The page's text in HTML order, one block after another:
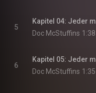
5
Kapitel 04: Jeder
Doc McStuffins 1:38
6
Kapitel 05: Jeder
Doc McStuffins 1:35